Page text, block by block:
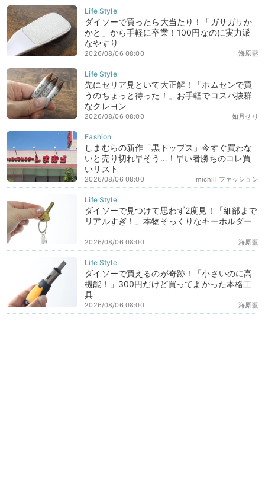
ダイソーで買ったら大当たり！「ガサガサか
かと」から手軽に卒業！100円なのに実力派
なやすり
海原藍
2026/08/06 08:00
先にセリア見といて大正解！「ホムセンで買
うのちょっと待った！」お手軽でコスパ抜群
なクレヨン
如月せり
2026/08/06 08:00
しまむらの新作「黒トップス」今すぐ買わな
いと売り切れ早そう…！早い者勝ちのコレ買
いリスト
michill ファッション
2026/08/06 08:00
ダイソーで見つけて思わず2度見！「細部まで
リアルすぎ！」本物そっくりなキーホルダー
海原藍
2026/08/06 08:00
ダイソーで買えるのが奇跡！「小さいのに高
機能！」300円だけど買ってよかった本格工
具
海原藍
2026/08/06 08:00